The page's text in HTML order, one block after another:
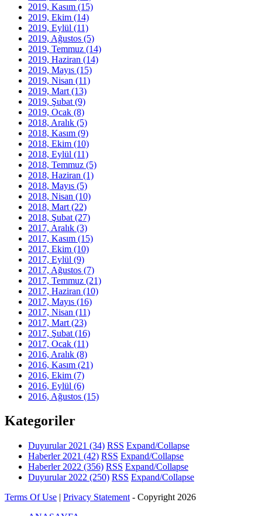
2019, Kasım (15)
2019, Ekim (14)
2019, Eylül (11)
2019, Ağustos (5)
2019, Temmuz (14)
2019, Haziran (14)
2019, Mayıs (15)
2019, Nisan (11)
2019, Mart (13)
2019, Şubat (9)
2019, Ocak (8)
2018, Aralık (5)
2018, Kasım (9)
2018, Ekim (10)
2018, Eylül (11)
2018, Temmuz (5)
2018, Haziran (1)
2018, Mayıs (5)
2018, Nisan (10)
2018, Mart (22)
2018, Şubat (27)
2017, Aralık (3)
2017, Kasım (15)
2017, Ekim (10)
2017, Eylül (9)
2017, Ağustos (7)
2017, Temmuz (21)
2017, Haziran (10)
2017, Mayıs (16)
2017, Nisan (11)
2017, Mart (23)
2017, Şubat (16)
2017, Ocak (11)
2016, Aralık (8)
2016, Kasım (21)
2016, Ekim (7)
2016, Eylül (6)
2016, Ağustos (15)
Kategoriler
Duyurular 2021 (34) RSS Expand/Collapse
Haberler 2021 (42) RSS Expand/Collapse
Haberler 2022 (356) RSS Expand/Collapse
Duyurular 2022 (250) RSS Expand/Collapse
Terms Of Use | Privacy Statement - Copyright 2026